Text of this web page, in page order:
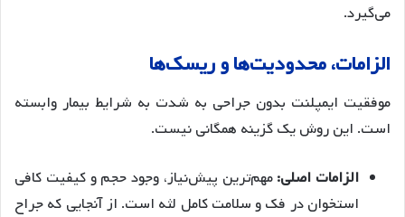
می‌گیرد.
الزامات، محدودیت‌ها و ریسک‌ها
موفقیت ایمپلنت بدون جراحی به شدت به شرایط بیمار وابسته
است. این روش یک گزینه همگانی نیست.
الزامات اصلی:مهم‌ترین پیش‌نیاز، وجود حجم و کیفیت کافی
استخوان در فک و سلامت کامل لثه است. از آنجایی که جراح